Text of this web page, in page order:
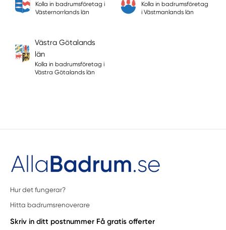
Kolla in badrumsföretag i
Västernorrlands län
Kolla in badrumsföretag
i Västmanlands län
Västra Götalands
län
Kolla in badrumsföretag i
Västra Götalands län
Hur det fungerar?
Hitta badrumsrenoverare
Skriv in ditt postnummer Få gratis offerter